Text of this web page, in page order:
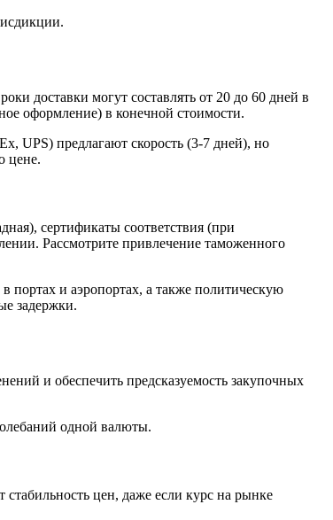
доставки могут составлять от 20 до 60 дней в
оформление) в конечной стоимости.
UPS) предлагают скорость (3-7 дней), но
цене.
сертификаты соответствия (при
Рассмотрите привлечение таможенного
портах и аэропортах, а также политическую
задержки.
и обеспечить предсказуемость закупочных
одной валюты.
цен, даже если курс на рынке